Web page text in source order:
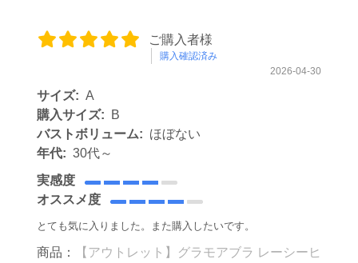
ご購入者様
購入確認済み
2026-04-30
サイズ: A
購入サイズ:
B
バストボリューム: ほぼない
年代: 30代～
実感度
オススメ度
とても気に入りました。また購入したいです。
商品：
【アウトレット】グラモアブラ レーシーヒ